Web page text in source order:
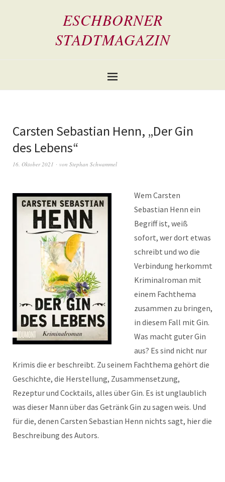
ESCHBORNER
STADTMAGAZIN
Carsten Sebastian Henn, „Der Gin
des Lebens“
16. Oktober 2021 von Stephan Schwammel
Wem Carsten
Sebastian Henn ein
Begriff ist, weiß
sofort, wer dort etwas
schreibt und wo die
Verbindung herkommt
Kriminalroman mit
einem Fachthema
zusammen zu bringen,
in diesem Fall mit Gin.
Was macht guter Gin
aus? Es sind nicht nur
Krimis die er beschreibt. Zu seinem Fachthema gehört die
Geschichte, die Herstellung, Zusammensetzung,
Rezeptur und Cocktails, alles über Gin. Es ist unglaublich
was dieser Mann über das Getränk Gin zu sagen weis. Und
für die, denen Carsten Sebastian Henn nichts sagt, hier die
Beschreibung des Autors.